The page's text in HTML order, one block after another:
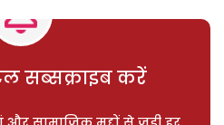
सब्सक्राइब करें